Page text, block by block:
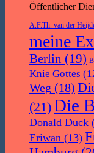
Öffentlicher
A.F.Th. van der
meine
Berlin (19)
Knie Gottes
Weg (18)
(21)Die
Donald Duck
Eriwan (13)